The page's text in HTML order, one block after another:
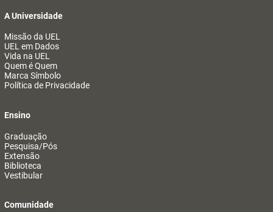
A Universidade
Missão da UEL
UEL em Dados
Vida na UEL
Quem é Quem
Marca Símbolo
Política de Privacidade
Ensino
Graduação
Pesquisa/Pós
Extensão
Biblioteca
Vestibular
Comunidade